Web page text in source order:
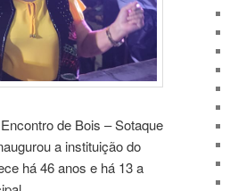
de Bois – Sotaque
a instituição do
há 46 anos e há 13 a